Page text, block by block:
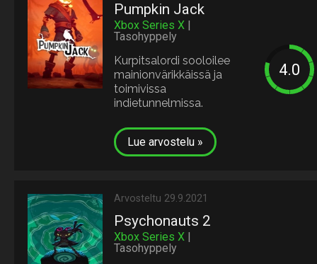
Pumpkin Jack
Xbox Series X |
Tasohyppely
Kurpitsalordi sooloilee
mainionvärikkäissä ja
toimivissa
indietunnelmissa.
Lue arvostelu »
Arvosteltu 29.9.2021
Psychonauts 2
Xbox Series X |
Tasohyppely